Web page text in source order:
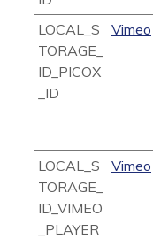
LOCAL_S
TORAGE_
ID_PICOX
_ID
Vimeo
LOCAL_S
TORAGE_
ID_VIMEO
_PLAYER
Vimeo